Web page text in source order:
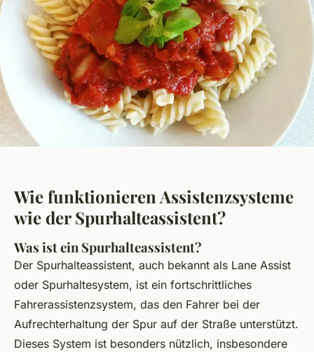
Wie funktionieren Assistenzsysteme
wie der Spurhalteassistent?
Was ist ein Spurhalteassistent?
Der Spurhalteassistent, auch bekannt als Lane Assist
oder Spurhaltesystem, ist ein fortschrittliches
Fahrerassistenzsystem, das den Fahrer bei der
Aufrechterhaltung der Spur auf der Straße unterstützt.
Dieses System ist besonders nützlich, insbesondere